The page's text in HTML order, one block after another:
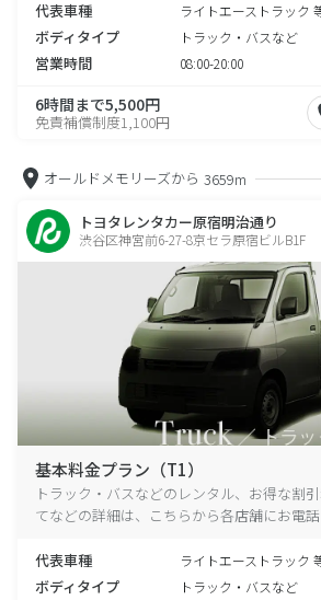
代表車種 ライトエーストラック
ボディタイプ トラック・バスなど
営業時間 08:00-20:00
6時間まで5,500円
免責補償制度1,100円
オールドメモリーズから 3659m
トヨタレンタカー原宿明治通り
渋谷区神宮前6-27-8京セラ原宿ビルB1F
基本料金プラン（T1）
トラック・バスなどのレンタル、お得な割
てなどの詳細は、こちらから各店舗にお電話
代表車種 ライトエーストラック
ボディタイプ トラック・バスなど